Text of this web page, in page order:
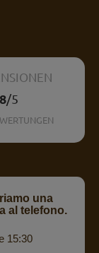
/5
una
al telefono.
15:30